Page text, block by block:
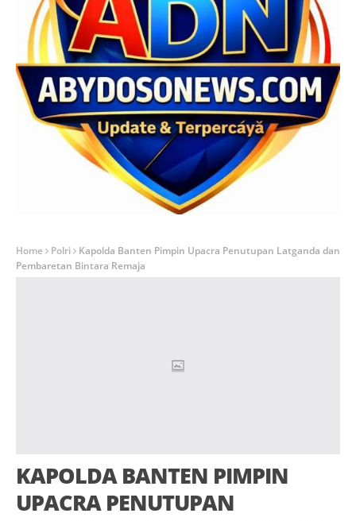
Home Polri
Kapolda Banten Pimpin Upacra Penutupan Latganda dan
Pembaretan Bintara Remaja
KAPOLDA BANTEN PIMPIN
UPACRA PENUTUPAN